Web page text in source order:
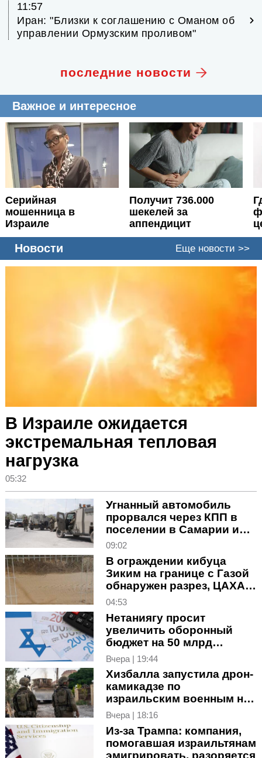
11:57
Иран: "Близки к соглашению с Оманом об
управлении Ормузским проливом"
последние новости
Важное и интересное
Серийная
мошенница в
Израиле
Получит 736.000
шекелей за
аппендицит
Новости Еще новости >>
В Израиле ожидается
экстремальная тепловая
нагрузка
05:32
Угнанный автомобиль
прорвался через КПП в
поселении в Самарии и
вызвал переполох
09:02
В ограждении кибуца
Зиким на границе с Газой
обнаружен разрез, ЦАХАЛ
провел поиски
04:53
Нетаниягу просит
увеличить оборонный
бюджет на 50 млрд
шекелей
Вчера | 19:44
Хизбалла запустила дрон-
камикадзе по
израильским военным на
юге Ливана
Вчера | 18:16
Из-за Трампа: компания,
помогавшая израильтянам
эмигрировать, разоряется